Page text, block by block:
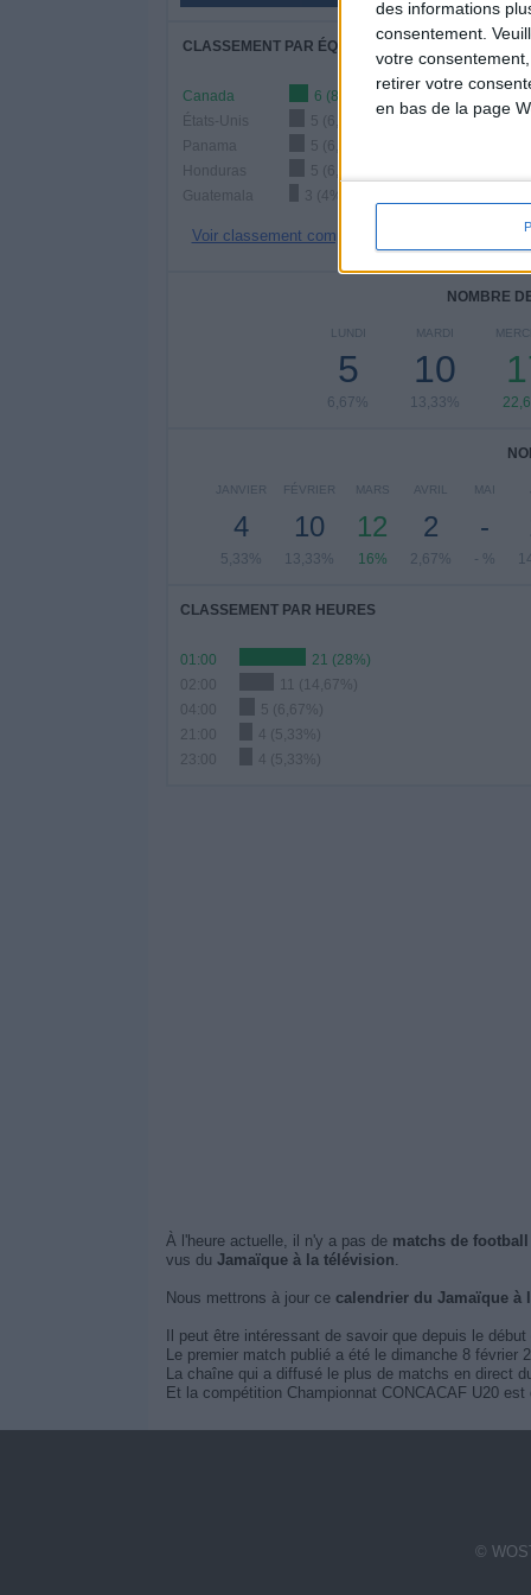
des informations
consentement.
votre
retirer votre
en bas de la page
CLASSEMENT PAR ÉQUIPES
Canada
6 (8%)
États-Unis
5 (6,67%)
Panama
5 (6,67%)
Honduras
5 (6,67%)
Guatemala
3 (4%)
Voir classement complet
NOMBRE
LUNDI
5
6,67%
MARDI
10
13,33%
JANVIER
4
5,33%
FÉVRIER
10
13,33%
MARS
12
16%
AVRIL
2
2,67%
MAI
-
- %
CLASSEMENT PAR HEURES
01:00
21 (28%)
02:00
11 (14,67%)
5 (6,67%)
21:00
4 (5,33%)
23:00
4 (5,33%)
À l'heure actuelle, il n'y a pas de matchs de
vus du Jamaïque à la télévision.
Nous mettrons à jour ce calendrier du Jamaïque à
Il peut être intéressant de savoir que depuis le
Le premier match publié a été le dimanche 8 février
La chaîne qui a diffusé le plus de matchs en direct
Et la compétition Championnat CONCACAF U20
©